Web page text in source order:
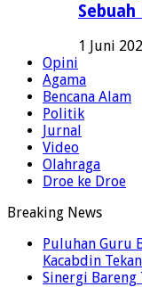
1 Juni
Opini
Agama
Bencana Alam
Politik
Jurnal
Video
Olahraga
Droe ke Droe
Breaking News
Puluhan Guru
Kacabdin
Sinergi Bareng